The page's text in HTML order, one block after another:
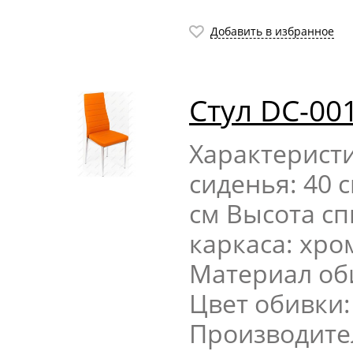
Добавить в избранное
Стул DC-
сиденья: 40
см Высота
каркаса:
Материал
Цвет